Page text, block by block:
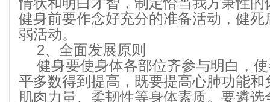
健身前要作念好充分的准备活动，健
弱活动。
2、全面发展原则
健身要使身体各部位齐参与明白，
平多数得到提高，既要提高心肺功能
肌肉力量、柔韧性等身体素质。要遴